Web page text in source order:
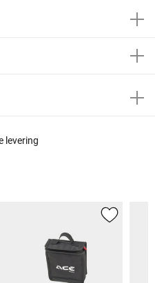
levering